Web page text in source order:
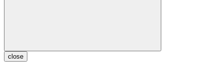
close